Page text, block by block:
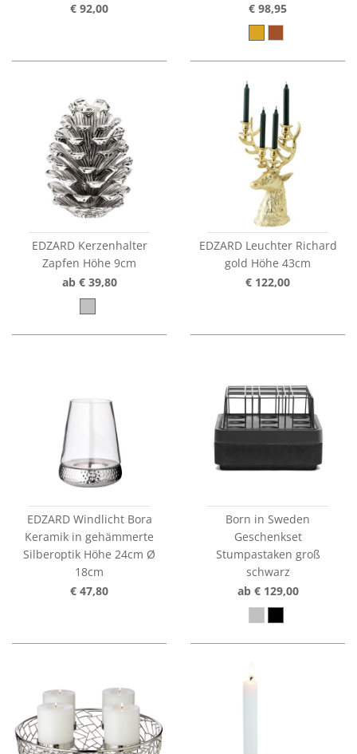
€ 92,00 € 98,95
EDZARD Kerzenhalter
Zapfen Höhe 9cm
ab € 39,80
EDZARD Leuchter Richard
gold Höhe 43cm
€ 122,00
EDZARD Windlicht Bora
Keramik in gehämmerte
Silberoptik Höhe 24cm Ø
18cm
€ 47,80
Born in Sweden
Geschenkset
Stumpastaken groß
schwarz
ab € 129,00